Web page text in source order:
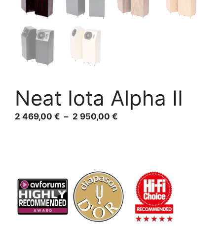
Neat Iota Alpha II
2 469,00 € – 2 950,00 €
2
950,00 €